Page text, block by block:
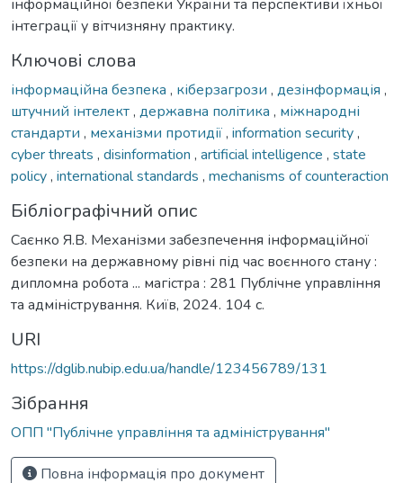
інформаційної безпеки України та перспективи їхньої
інтеграції у вітчизняну практику.
Ключові слова
інформаційна безпека , кіберзагрози , дезінформація ,
штучний інтелект, державна політика , міжнародні
стандарти , механізми протидії, information security,
cyber threats , disinformation , artificial intelligence , state
policy, international standards , mechanisms of counteraction
Бібліографічний опис
Саєнко Я.В. Механізми забезпечення інформаційної
безпеки на державному рівні під час воєнного стану :
дипломна робота ... магістра : 281 Публічне управління
та адміністрування. Київ, 2024. 104 с.
URI
https://dglib.nubip.edu.ua/handle/123456789/131
Зібрання
ОПП "Публічне управління та адміністрування"
Повна інформація про документ